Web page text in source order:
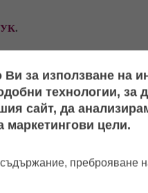
.
Ви за използване на
технологии, за
сайт, да
маркетингови цели.
преброяване